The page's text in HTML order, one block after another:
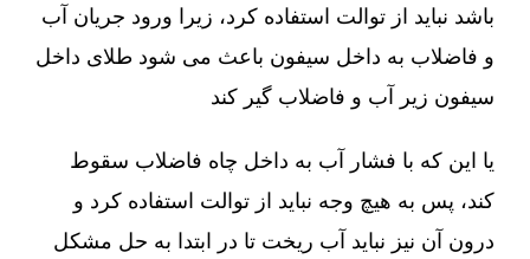
باشد نباید از توالت استفاده کرد، زیرا ورود جریان آب
و فاضلاب به داخل سیفون باعث می شود طلای داخل
سیفون زیر آب و فاضلاب گیر کند
یا این که با فشار آب به داخل چاه فاضلاب سقوط
کند، پس به هیچ وجه نباید از توالت استفاده کرد و
درون آن نیز نباید آب ریخت تا در ابتدا به حل مشکل